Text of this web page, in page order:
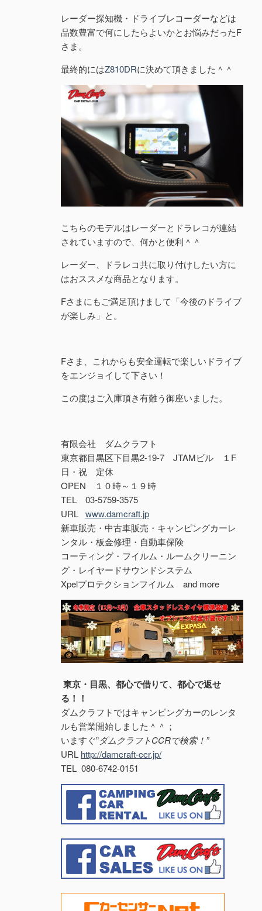
レーダー探知機・ドライブレコーダーなどは
品数豊富で何にしたらよいかとお悩みだったF
さま。
最終的にはZ810DRに決めて頂きました＾＾
こちらのモデルはレーダーとドラレコが連結
されていますので、何かと便利＾＾
レーダー、ドラレコ共に取り付けしたい方に
はおススメな商品となります。
Fさまにもご満足頂けまして「今後のドライブ
が楽しみ」と。
Fさま、これからも安全運転で楽しいドライブ
をエンジョイして下さい！
この度はご入庫頂き有難う御座いました。
有限会社 ダムクラフト
東京都目黒区下目黒2-19-7 JTAMビル １F
日・祝 定休
OPEN １０時～１９時
TEL 03-5759-3575
URL www.damcraft.jp
新車販売・中古車販売・キャンピングカーレ
ンタル・板金修理・自動車保険
コーティング・フイルム・ルームクリーニン
グ・レイヤードサウンドシステム
Xpelプロテクションフイルム and more
東京・目黒、都心で借りて、都心で返せ
る！！
ダムクラフトではキャンピングカーのレンタ
ルも営業開始しました＾＾；
いますぐ”ダムクラフトCCRで検索！”
URL http://damcraft-ccr.jp/
TEL 080-6742-0151